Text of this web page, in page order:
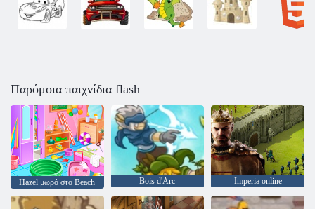
Παρόμοια παιχνίδια flash
Hazel μωρό στο Beach Bois d'Arc Imperia online